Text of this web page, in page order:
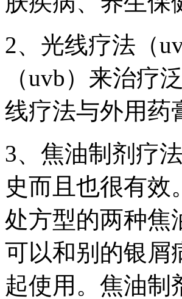
2、光线疗法（
（uvb）来治疗
线疗法与外用药
3、焦油制剂疗
史而且也很有效
处方型的两种焦
可以和别的银屑
起使用。焦油制